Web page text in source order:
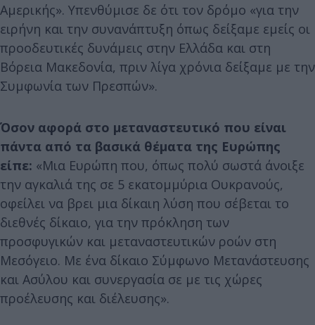
Αμερικής». Υπενθύμισε δε ότι τον δρόμο «για την
ειρήνη και την συνανάπτυξη όπως δείξαμε εμείς οι
προοδευτικές δυνάμεις στην Ελλάδα και στη
Βόρεια Μακεδονία, πριν λίγα χρόνια δείξαμε με την
Συμφωνία των Πρεσπών».
Όσον αφορά στο μεταναστευτικό που είναι
πάντα από τα βασικά θέματα της Ευρώπης
είπε: «Μια Ευρώπη που, όπως πολύ σωστά άνοιξε
την αγκαλιά της σε 5 εκατομμύρια Ουκρανούς,
οφείλει να βρει μια δίκαιη λύση που σέβεται το
διεθνές δίκαιο, για την πρόκληση των
προσφυγικών και μεταναστευτικών ροών στη
Μεσόγειο. Με ένα δίκαιο Σύμφωνο Μετανάστευσης
και Ασύλου και συνεργασία σε με τις χώρες
προέλευσης και διέλευσης».